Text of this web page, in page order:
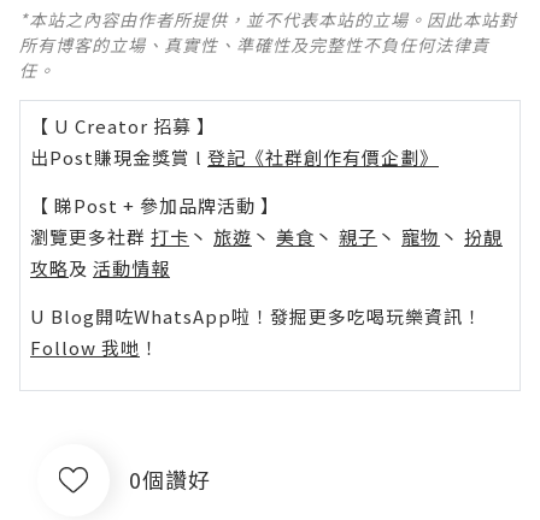
*本站之內容由作者所提供，並不代表本站的立場。因此本站對
所有博客的立場、真實性、準確性及完整性不負任何法律責
任。
【 U Creator 招募 】
出Post賺現金獎賞 l 登記《社群創作有價企劃》
【 睇Post + 參加品牌活動 】
瀏覽更多社群 打卡 丶 旅遊 丶 美食 丶 親子 丶 寵物 丶 扮靚
攻略及 活動情報
U Blog開咗WhatsApp啦！發掘更多吃喝玩樂資訊！
Follow 我哋 ！
0個讚好